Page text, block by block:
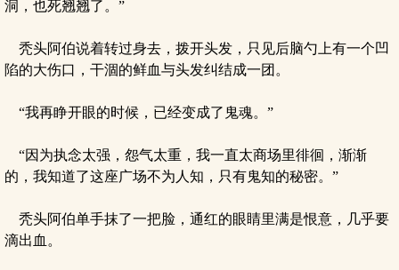
洞，也死翘翘了。”
秃头阿伯说着转过身去，拨开头发，只见后脑勺上有一个凹
陷的大伤口，干涸的鲜血与头发纠结成一团。
“我再睁开眼的时候，已经变成了鬼魂。”
“因为执念太强，怨气太重，我一直太商场里徘徊，渐渐
的，我知道了这座广场不为人知，只有鬼知的秘密。”
秃头阿伯单手抹了一把脸，通红的眼睛里满是恨意，几乎要
滴出血。